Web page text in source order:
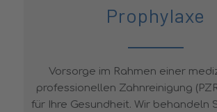
Prophylaxe
Vorsorge im Rahmen einer
professionellen Zahnreinigung
für Ihre Gesundheit. Wir behandeln